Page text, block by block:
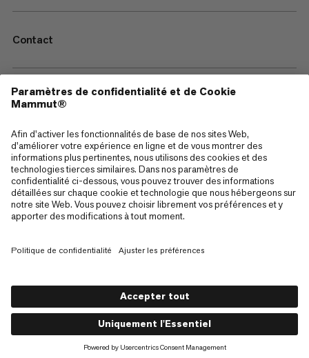
Contact
—
Sitemap
Cookies
Mentions Légales
Politique de confidentialité des données
Conditions d'utilisation